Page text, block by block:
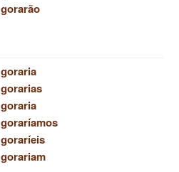
gorarão
goraria
gorarias
goraria
goraríamos
goraríeis
gorariam